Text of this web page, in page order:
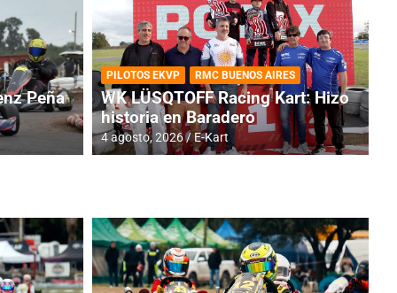
RMC BUENOS AIRES
Cerró una jornada
Peña
PILOTOS EKVP RMC BUENOS AIRES
WK LÜSQTOFF Racing Kart: Hizo
historia en Baradero
4 agosto, 2026 E-Kart